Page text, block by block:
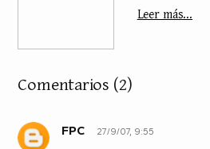
Leer más...
Comentarios (2)
F FPC 27/9/07, 9:55